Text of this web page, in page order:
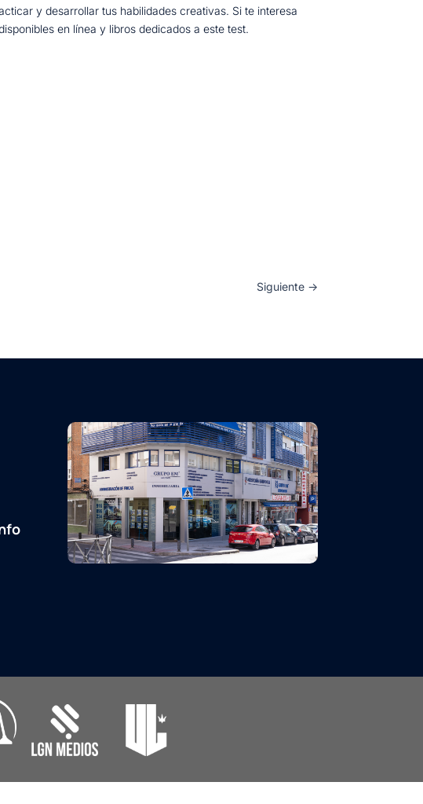
y desarrollar tus habilidades creativas. Si te interesa
en línea y libros dedicados a este test.
Siguiente→